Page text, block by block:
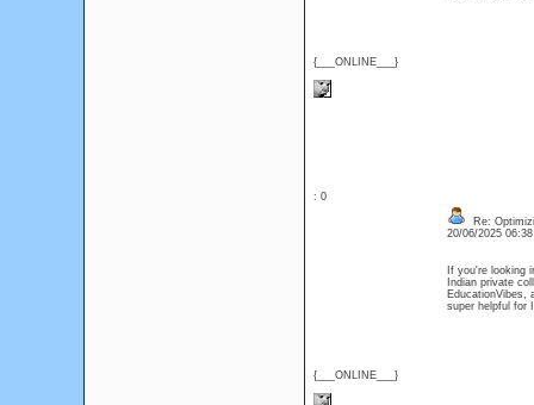
{___ONLINE___}
: 0
{___ONLINE___}
Re:
20/06/2025
If you're looking
Indian private
EducationVibes,
super helpful for